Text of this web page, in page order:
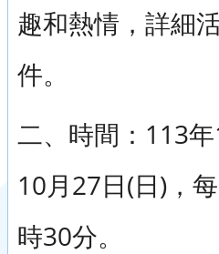
趣和熱情，詳細
件。
二、時間：113
10月27日(日)，
時30分。